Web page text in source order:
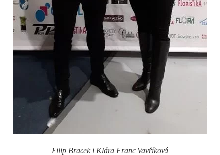
Filip Bracek i Klára Franc Vavříková